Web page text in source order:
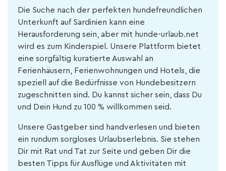
Die Suche nach der perfekten hundefreundlichen
Unterkunft auf Sardinien kann eine
Herausforderung sein, aber mit hunde-urlaub.net
wird es zum Kinderspiel. Unsere Plattform bietet
eine sorgfältig kuratierte Auswahl an
Ferienhäusern, Ferienwohnungen und Hotels, die
speziell auf die Bedürfnisse von Hundebesitzern
zugeschnitten sind. Du kannst sicher sein, dass Du
und Dein Hund zu 100 % willkommen seid.
Unsere Gastgeber sind handverlesen und bieten
ein rundum sorgloses Urlaubserlebnis. Sie stehen
Dir mit Rat und Tat zur Seite und geben Dir die
besten Tipps für Ausflüge und Aktivitäten mit